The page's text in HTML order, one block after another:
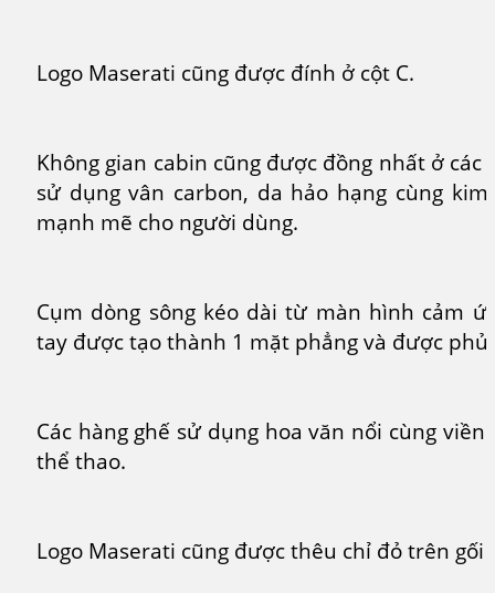
Logo Maserati cũng được đính ở cột C.
Không gian cabin cũng được đồng nhất ở
sử dụng vân carbon, da hảo hạng cùng
mạnh mẽ cho người dùng.
Cụm dòng sông kéo dài từ màn hình cảm
tay được tạo thành 1 mặt phẳng và được phủ
Các hàng ghế sử dụng hoa văn nổi cùng
thể thao.
Logo Maserati cũng được thêu chỉ đỏ trên